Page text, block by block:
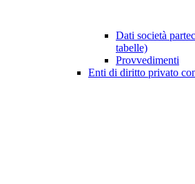
Dati società
tabelle)
Provvedimenti
Enti di diritto privato